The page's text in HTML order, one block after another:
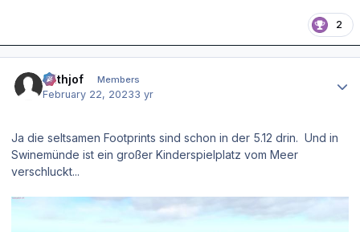
2
Frithjof Members
February 22, 20233 yr
Ja die seltsamen Footprints sind schon in der 5.12 drin. Und in
Swinemünde ist ein großer Kinderspielplatz vom Meer
verschluckt...